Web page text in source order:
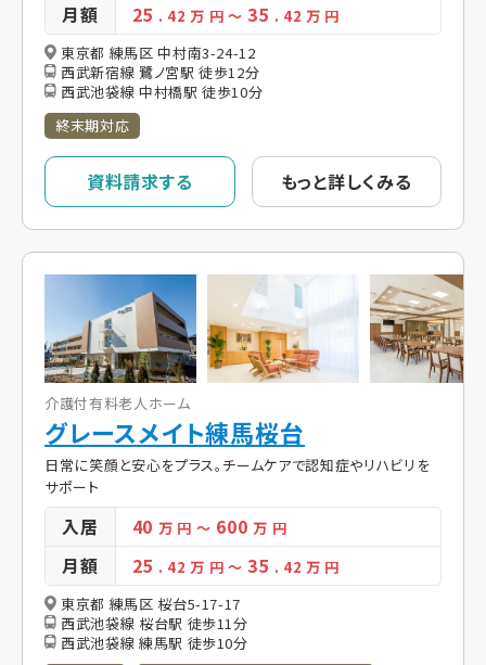
月額 25 . 42万 円 ～ 35 . 42 万 円
東京都 練馬区 中村南3-24-12
西武新宿線 鷺ノ宮駅 徒歩12分
西武池袋線 中村橋駅 徒歩10分
終末期対応
資料請求する もっと詳しくみる
介護付有料老人ホーム
グレースメイト練馬桜台
日常に笑顔と安心をプラス。チームケアで認知症やリハビリを
サポート
入居 40万 円 ～ 600万 円
月額 25 . 42万 円 ～ 35 . 42 万 円
東京都 練馬区 桜台5-17-17
西武池袋線 桜台駅 徒歩11分
西武池袋線 練馬駅 徒歩10分